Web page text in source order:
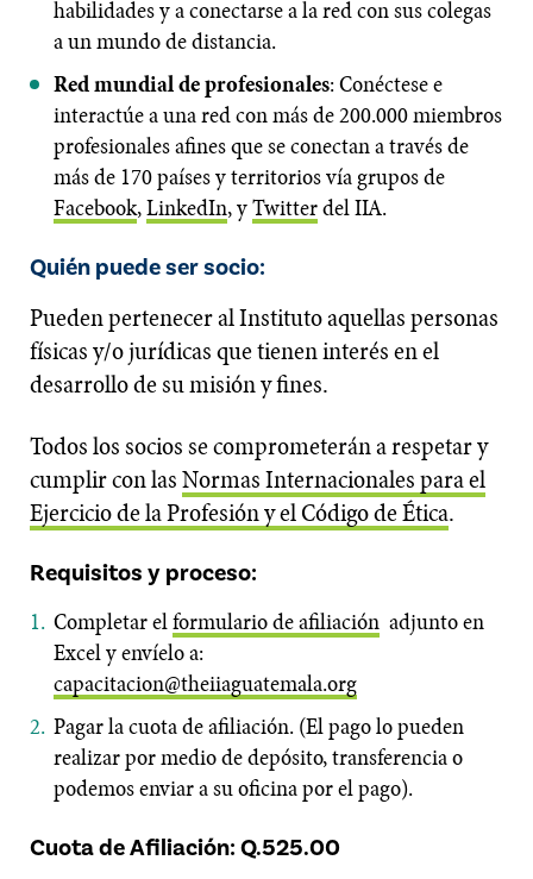
habilidades y a conectarse a la red con sus colegas
a un mundo de distancia.
Red mundial de profesionales: Conéctese e
interactúe a una red con más de 200.000 miembros
profesionales afines que se conectan a través de
más de 170 países y territorios vía grupos de
Facebook,LinkedIn, yTwitterdel IIA.
​Quién puede ser socio:​
Pueden pertenecer al Instituto aquellas personas
físicas y/o jurídicas que tienen interés en el
desarrollo de su misión y fines.
Todos los socios se comprometerán a respetar y
cumplir con lasNormas Internacionales para el
Ejercicio de la Profesión y el Código de Ética.
Requisitos y proceso:
Completar elformulario de afiliación adjunto en
Excel y envíelo a:
capacitacion@theiiaguatemala.org
Pagar la cuota de afiliación. (El pago lo pueden
realizar por medio de depósito, transferencia o
podemos enviar a su oficina por el pago).
Cuota de Afiliación: Q.525.00